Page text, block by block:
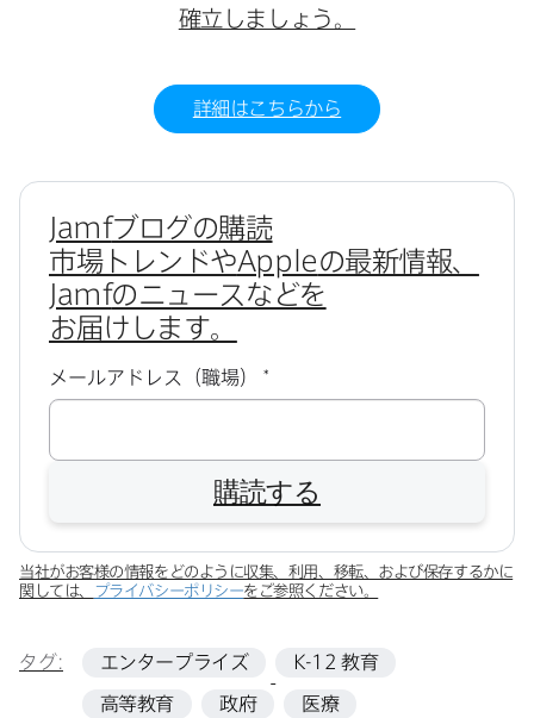
確立しましょう。
詳細は​こちらから
Jamfブログの​購読
市場トレンドやAppleの​最新情報、
Jamfの​ニュースなどを​
お届けします。
メールアドレス（職場） *必
須
購読する
当社が​お客様の​情報を​どのように​収集、​利用、​移転、​および​保存するかに​
関しては、 プライバシーポリシーを​ご参照ください。
タグ: エンタープライズ K-12 教育
高等教育 政府 医療